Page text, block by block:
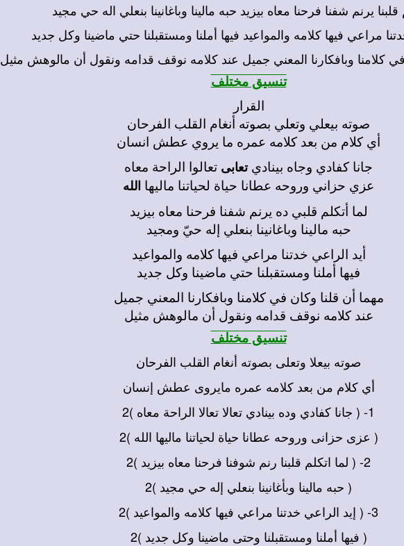
قلبنا يرنم شفنا فرحنا معاه بيزيد حبه مالينا وباغانينا بنعلي اله حي مجيد
مراعي فيها كلامه والمواعيد فيها أملنا ومستقبلنا حتي ماضينا وكل جديد
كلامنا وبافكارنا المعني جميل عند كلامه نوقف قدامه ونقول أن مالوهش مثيل
تنسيق مختلف
القرار
صوته بيعلي وتعلي بصوته أنغام القلب الفرحان
أي كلام من بعد كلامه عمره ما يروي عطش انسان
جانا كفادي وجاه بيناديتعابى تعالوا الراحة معاه
عزي حزاني وروحه عطانا حياة لحياتنا ماليها الله
لما أتكلم قلبي ده يرنم شفنا فرحنا معاه بيزيد
حبه مالينا وباغانينا بنعلي إله حيّ ومجيد
أيد الراعي خدتنا مراعي فيها كلامه والمواعيد
فيها أملنا ومستقبلنا حتي ماضينا وكل جديد
مهما أن قلنا وكان في كلامنا وبافكارنا المعني جميل
عند كلامه نوقف قدامه ونقول أن مالوهش مثيل
تنسيق مختلف
صوته بيعلا وتعلى بصوته أنغام القلب الفرحان
أي كلام من بعد كلامه عمره مايروى عطش إنسان
1- ( جانا كفادي وده بينادي تعالا تعالا الراحة معاه )2
( عزى حزانى وروحه عطانا حياة لحياتنا ماليها الله )2
2- ( لما اتكلم قلبنا رنم شوفنا فرحنا معاه بيزيد )2
( حبه مالينا وبأغانينا بنعلي إله حي مجيد )2
3- ( إيد الراعي خدتنا مراعي فيها كلامه والمواعيد )2
( فيها أملنا ومستقبلنا وحتى ماضينا وكل جديد )2